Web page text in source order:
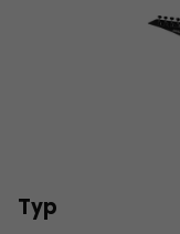
Typ